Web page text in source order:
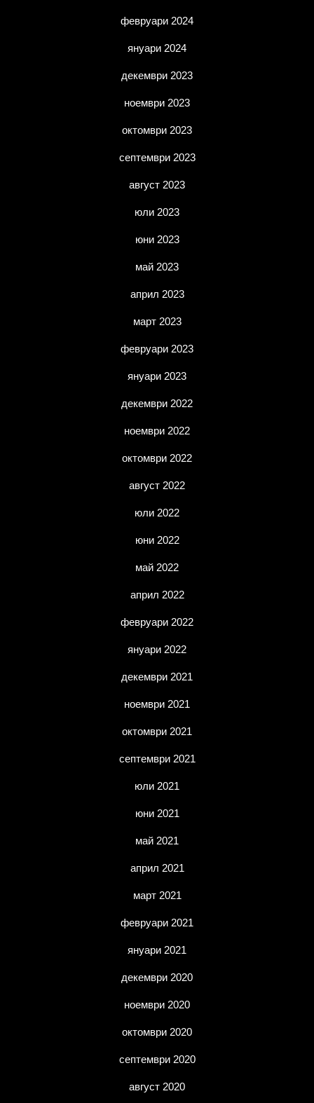
февруари 2024
януари 2024
декември 2023
ноември 2023
октомври 2023
септември 2023
август 2023
юли 2023
юни 2023
май 2023
април 2023
март 2023
февруари 2023
януари 2023
декември 2022
ноември 2022
октомври 2022
август 2022
юли 2022
юни 2022
май 2022
април 2022
февруари 2022
януари 2022
декември 2021
ноември 2021
октомври 2021
септември 2021
юли 2021
юни 2021
май 2021
април 2021
март 2021
февруари 2021
януари 2021
декември 2020
ноември 2020
октомври 2020
септември 2020
август 2020